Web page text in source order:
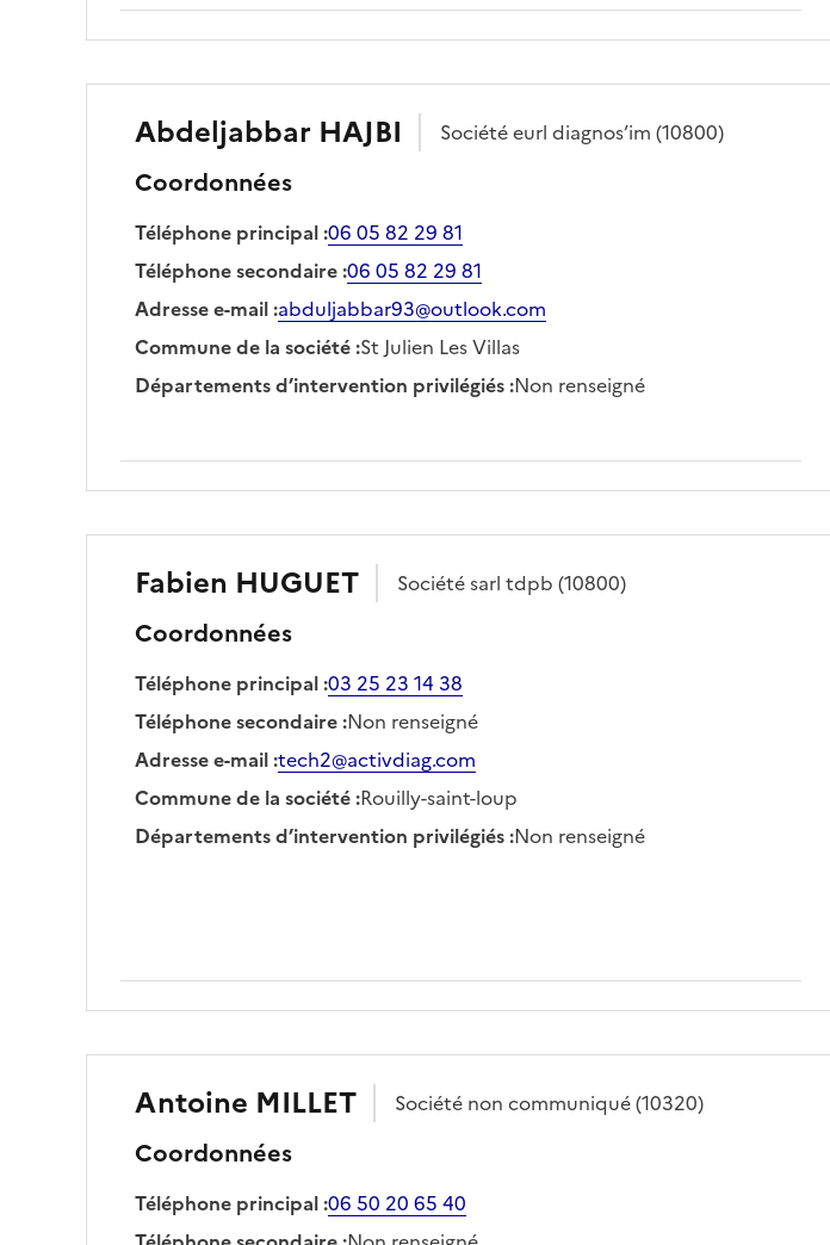
Abdeljabbar HAJBI Sociétéeurl diagnos’im (10800)
Coordonnées
Téléphone principal:06 05 82 29 81
Téléphone secondaire:06 05 82 29 81
Adresse e-mail:abduljabbar93@outlook.com
Commune de la société:St Julien Les Villas
Départements d’intervention privilégiés:Non renseigné
Fabien HUGUET Sociétésarl tdpb (10800)
Coordonnées
Téléphone principal:03 25 23 14 38
Téléphone secondaire:Non renseigné
Adresse e-mail:tech2@activdiag.com
Commune de la société:Rouilly-saint-loup
Départements d’intervention privilégiés:Non renseigné
Antoine MILLET Société non communiqué(10320)
Coordonnées
Téléphone principal:06 50 20 65 40